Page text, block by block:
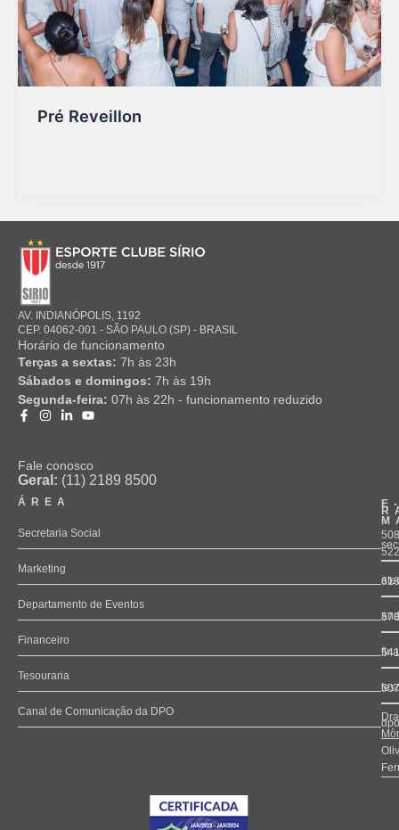
Pré Reveillon
AV. INDIANÓPOLIS, 1192
CEP. 04062-001 - SÃO PAULO (SP) - BRASIL
Horário de funcionamento
Terças a sextas: 7h às 23h
Sábados e domingos: 7h às 19h
Segunda-feira: 07h às 22h - funcionamento reduzido
Fale conosco
Geral: (11) 2189 8500
ÁREA
Secretaria Social
Marketing
Departamento de Eventos
Financeiro
Tesouraria
Canal de Comunicação da DPO
522
618
578
541
507